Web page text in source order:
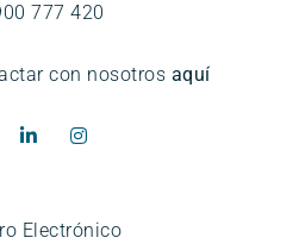
777 420
con nosotros aquí
Electrónico